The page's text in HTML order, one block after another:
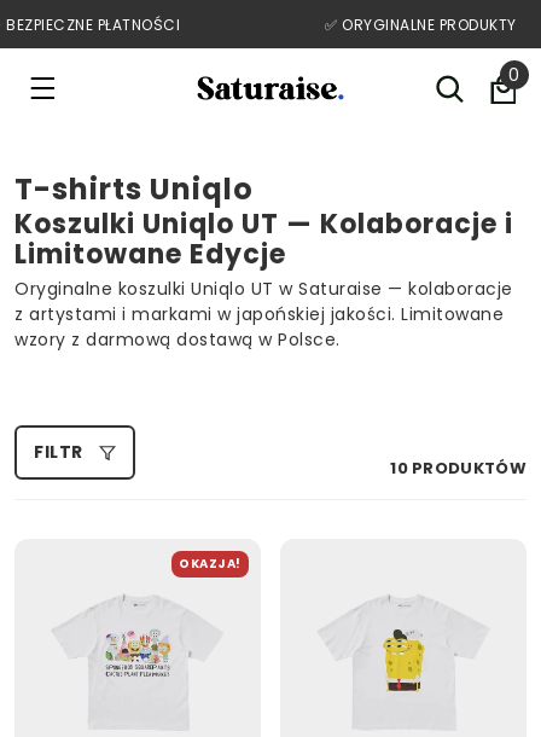
Przejdź do treści
0
PŁATNOŚCI ✅️ ORYGINALNE PRODUKTY
T-shirts Uniqlo
Koszulki Uniqlo UT — Kolaboracje i
Limitowane Edycje
Oryginalne koszulki Uniqlo UT w Saturaise — kolaboracje
z artystami i markami w japońskiej jakości. Limitowane
wzory z darmową dostawą w Polsce.
FILTR
10 PRODUKTÓW
OKAZJA!